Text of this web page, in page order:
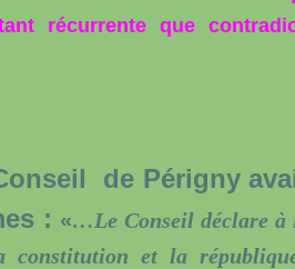
récurrente que
de Périgny
: «…Le Conseil déclare à
constitution et la